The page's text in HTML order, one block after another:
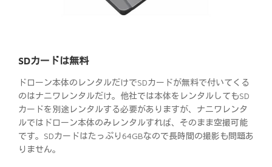
SDカードは無料
ドローン本体のレンタルだけでSDカードが無料で付いてくる
のはナニワレンタルだけ。他社では本体をレンタルしてもSD
カードを別途レンタルする必要がありますが、ナニワレンタ
ルではドローン本体のみレンタルすれば、そのまま空撮可能
です。SDカードはたっぷり64GBなので長時間の撮影も問題あ
りません。